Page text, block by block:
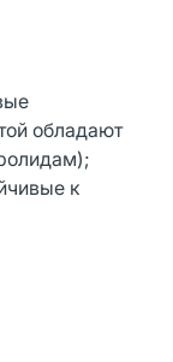
обладают
к